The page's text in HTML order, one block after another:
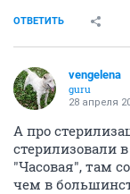
ОТВЕТИТЬ
vengelena
guru
28 апреля
А про
стерилизовали
"Часовая", там
чем в